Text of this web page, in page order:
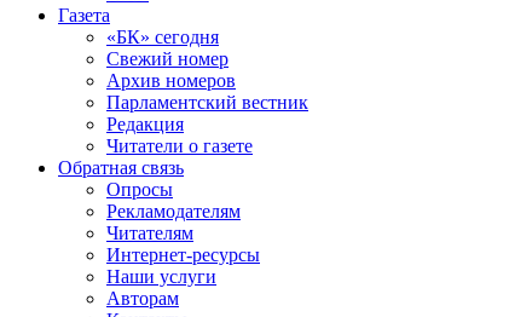
Газета
«БК» сегодня
Свежий номер
Архив номеров
Парламентский вестник
Редакция
Читатели о газете
Обратная связь
Опросы
Рекламодателям
Читателям
Интернет-ресурсы
Наши услуги
Авторам